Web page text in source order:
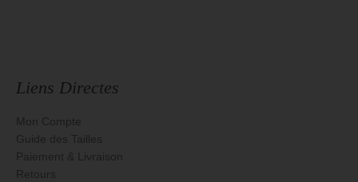
Liens Directes
Mon Compte
Guide des Tailles
Paiement & Livraison
Retours